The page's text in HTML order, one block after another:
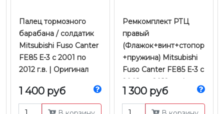
Палец тормозного
барабана / солдатик
Mitsubishi Fuso Canter
FE85 Е-3 с 2001 по
2012 г.в. | Оригинал
1 400 руб
Ремкомплект РТЦ
правый
(Флажок+винт+стопор
+пружина) Mitsubishi
Fuso Canter FE85 Е-3 с
2001 по 2012 г.в. |
Proper
1 300 руб